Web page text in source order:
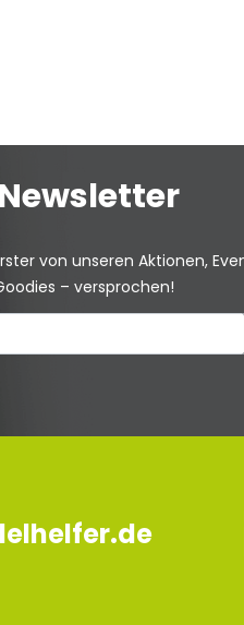
von unseren Aktionen,
– versprochen!